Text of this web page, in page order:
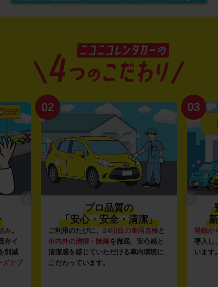
み。
存イ
削減
ズナブ
02
プロ品質の
「安心・安全・清潔」
ご利用のたびに、 24項目の車両点検と
車内外の清掃・除菌を徹底。安心感と
清潔感を感じていただける車内環境に
こだわっています。
03
登録か
導入し
います